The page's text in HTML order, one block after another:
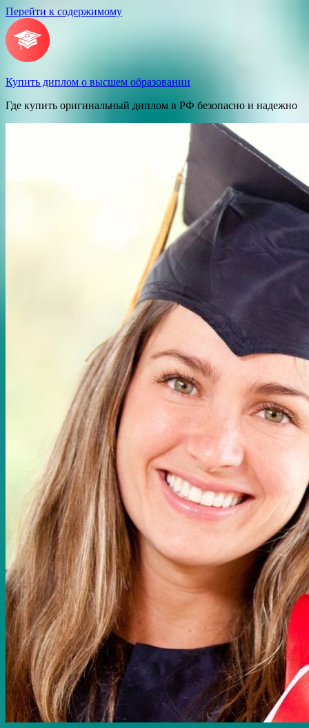
Перейти к содержимому
Купить диплом о высшем образовании
Где купить оригинальный диплом в РФ безопасно и надежно